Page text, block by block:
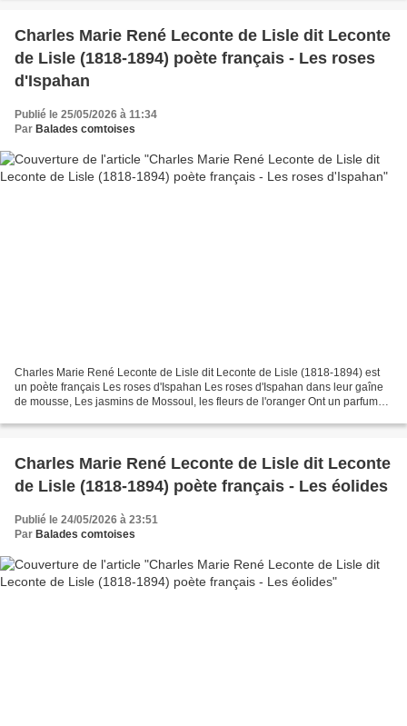
Charles Marie René Leconte de Lisle dit Leconte
de Lisle (1818-1894) poète français - Les roses
d'Ispahan
Publié le 25/05/2026 à 11:34
Par Balades comtoises
Charles Marie René Leconte de Lisle dit Leconte de Lisle (1818-1894) est
un poète français Les roses d'Ispahan Les roses d'Ispahan dans leur gaîne
de mousse, Les jasmins de Mossoul, les fleurs de l'oranger Ont un parfum
Charles Marie René Leconte de Lisle dit Leconte
de Lisle (1818-1894) poète français - Les éolides
Publié le 24/05/2026 à 23:51
Par Balades comtoises